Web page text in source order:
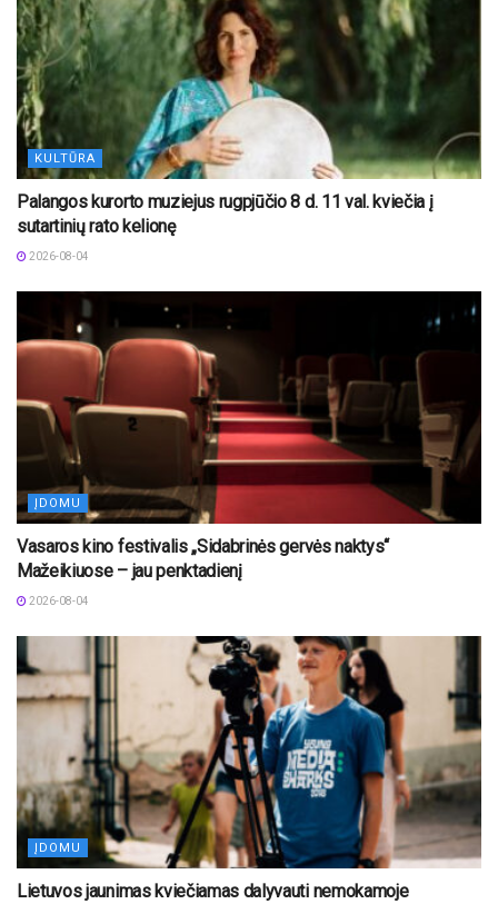
KULTŪRA
Palangos kurorto muziejus rugpjūčio 8 d. 11 val. kviečia į
sutartinių rato kelionę
2026-08-04
ĮDOMU
Vasaros kino festivalis „Sidabrinės gervės naktys“
Mažeikiuose – jau penktadienį
2026-08-04
ĮDOMU
Lietuvos jaunimas kviečiamas dalyvauti nemokamoje